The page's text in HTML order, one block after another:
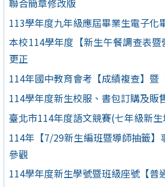
聯合簡章修改版
113學年度九年級應屆畢業生電子化
本校114學年度【新生午餐調查表暨
更正
114年國中教育會考【成績複查】暨
114學年度新生校服、書包訂購及販
臺北市114年度語文競賽(七年級新
114年【7/29新生編班暨導師抽籤】
參觀
114學年度新生學號暨班級座號【普